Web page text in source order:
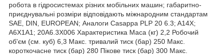
робота в гідросистемах різних мобільних машин; габаритно-
приєднувальні розміри відповідають міжнародним стандартам
SAE, DIN, EUROPEAN; Аналоги Casappa PLP 20 6.3; A14X;
А6Х1А1; 20А6.3X006 Характеристика Маса (кг) 2,2 Робочий
об'єм (см. куб) 6,3 Макс. тривалий тиск (бар) 250 Макс.
короткочасне тиск (бар) 280 Пікове тиск (бар) 300 Макс.